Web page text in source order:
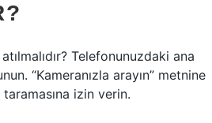
Telefonunuzdaki ana
“Kameranızla arayın” metnine
izin verin.